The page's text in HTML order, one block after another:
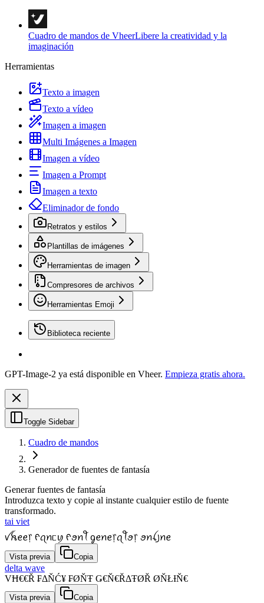
Cuadro de mandos de VheerLibere la creatividad y la
imaginación
Herramientas
Texto a imagen
Texto a vídeo
Imagen a imagen
Multi Imágenes a Imagen
Imagen a vídeo
Imagen a Prompt
Imagen a texto
Eliminador de fondo
Retratos y estilos
Plantillas de imágenes
Herramientas de imagen
Compresores de archivos
Herramientas Emoji
Biblioteca reciente
GPT-Image-2 ya está disponible en Vheer. Empieza gratis ahora.
Toggle Sidebar
Cuadro de mandos
Generador de fuentes de fantasía
Generar fuentes de fantasía
Introduzca texto y copie al instante cualquier estilo de fuente
transformado.
tai viet
ꪜꫝꫀꫀ᥅ ᠻꪖꪀᥴꪗ ᠻꪮꪀꪻ ᧁꫀꪀꫀ᥅ꪖꪻꪮ᥅ ꪮꪀꪶ꠸ꪀꫀ
Vista previa Copia
delta wave
VĦ€€Ř ₣ΔŇĆ¥ ₣ØŇŦ Ǥ€Ň€ŘΔŦØŘ ØŇŁƗŇ€
Vista previa Copia